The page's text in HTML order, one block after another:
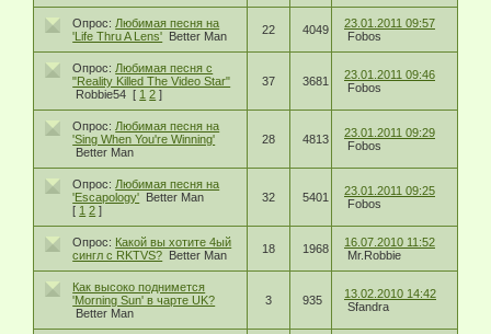
Опрос: Любимая песня на
'Life Thru A Lens' Better Man 22 4049
23.01.2011 09:57
Fobos
Опрос: Любимая песня с
"Reality Killed The Video Star"
Robbie54 [ 1 2 ]
37 3681
23.01.2011 09:46
Fobos
Опрос: Любимая песня на
'Sing When You're Winning'
Better Man
28 4813
23.01.2011 09:29
Fobos
Опрос: Любимая песня на
'Escapology' Better Man
[ 1 2 ]
32 5401
23.01.2011 09:25
Fobos
Опрос: Какой вы хотите 4ый
сингл с RKTVS? Better Man 18 1968
16.07.2010 11:52
Mr.Robbie
Как высоко поднимется
'Morning Sun' в чарте UK?
Better Man
3 935
13.02.2010 14:42
Sfandra